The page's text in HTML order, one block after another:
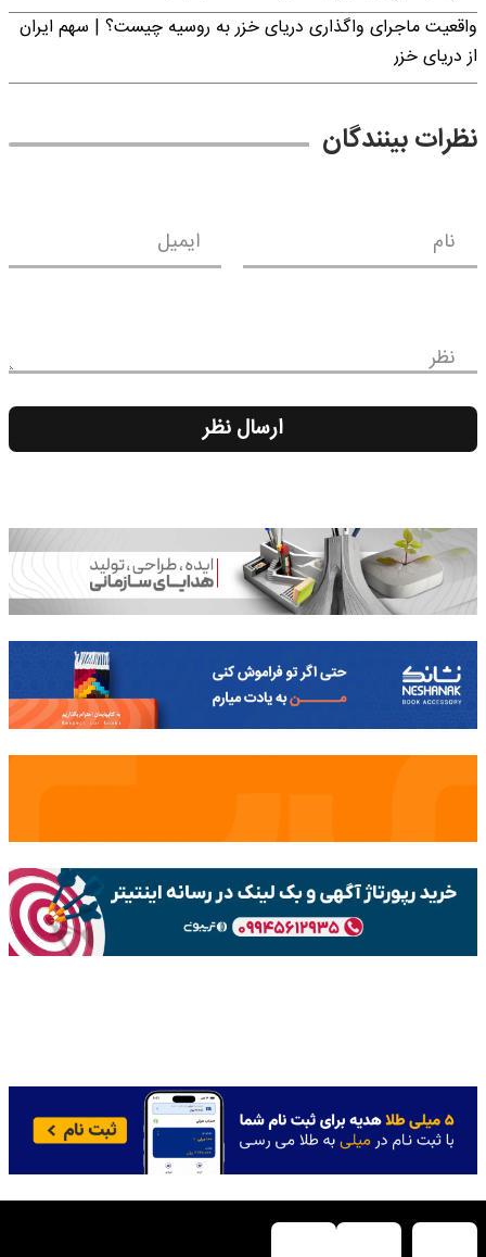
واقعیت ماجرای واگذاری دریای خزر به روسیه چیست؟ | سهم ایران
از دریای خزر
نظرات بینندگان
نام ایمیل
نظر
ارسال نظر